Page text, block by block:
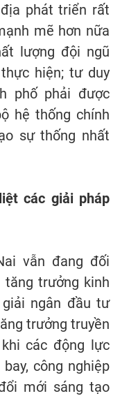
phát triển rất
mẽ hơn nữa
lượng đội ngũ
hiện; tư duy
phố phải được
hệ thống chính
sự thống nhất
các giải pháp
vẫn đang đối
trưởng kinh
ngân đầu tư
trưởng truyền
các động lực
công nghiệp
mới sáng tạo